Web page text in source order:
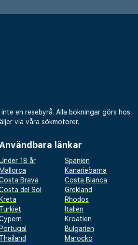
en resebyrå. Alla bokningar görs hos
via våra sökmotorer.
Användbara länkar
18 år
Spanien
Kanarieöarna
Brava
Costa Blanca
del Sol
Grekland
Rhodos
Turkiet
Italien
Kroatien
Bulgarien
Thailand
Marocko